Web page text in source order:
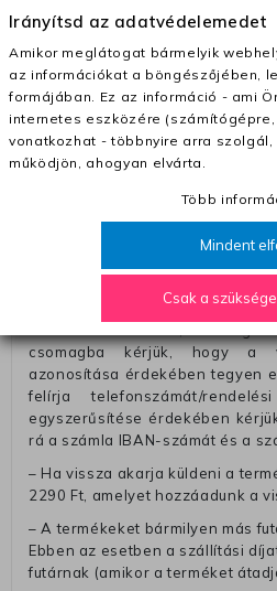
munkanapon belül a
történő megerősítésétől számítva
– Szállítás 1700 Ft (+400 Ft
– Ingyenes szállítás 31600 Ft
(+400 Ft utánvétte)
– A kapott termék cseréjéért
számolunk fel (oda -vissza út)
elküldheti. Olyan utávéttel
csomagba kérjük, hogy a
azonosítása érdekében tegyen
felírja telefonszámát/
egyszerűsítése érdekében
rá a számla IBAN-számát és a
– Ha vissza akarja küldeni a
2290 Ft, amelyet hozzáadunk a
– A termékeket bármilyen más
Ebben az esetben a szállítási
futárnak (amikor a terméket
Irányítsd az adatvédelemedet
Amikor meglátogat bármelyik
az információkat a böngészőjében,
formájában. Ez az információ - ami
internetes eszközére
vonatkozhat - többnyire arra szolgál,
működjön, ahogyan elvárta.
Több
Mindent
Csak a